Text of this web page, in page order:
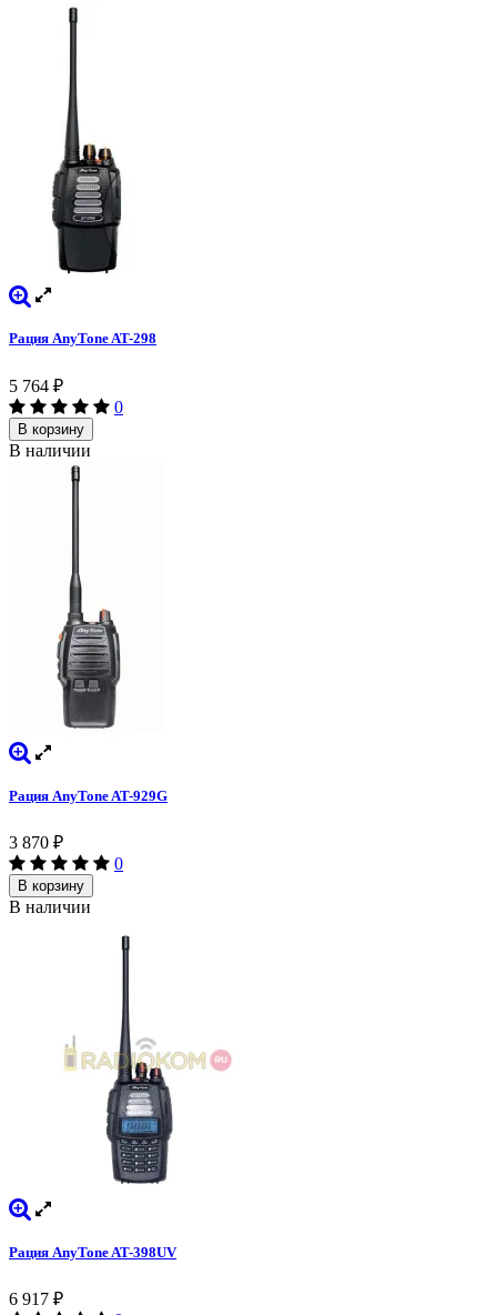
Рация AnyTone AT-298
5 764 ₽
0
В корзину
В наличии
Рация AnyTone AT-929G
3 870 ₽
0
В корзину
В наличии
Рация AnyTone AT-398UV
6 917 ₽